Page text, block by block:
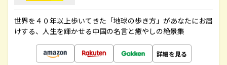
世界を４０年以上歩いてきた「地球の歩き方」があなたにお届
けする、人生を輝かせる中国の名言と癒やしの絶景集
詳細を見る